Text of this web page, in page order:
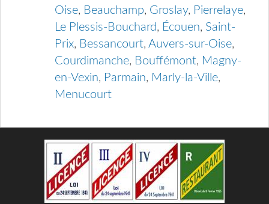
Oise, Beauchamp, Groslay, Pierrelaye,
Le Plessis-Bouchard, Écouen, Saint-
Prix, Bessancourt, Auvers-sur-Oise,
Courdimanche, Bouffémont, Magny-
en-Vexin, Parmain, Marly-la-Ville,
Menucourt